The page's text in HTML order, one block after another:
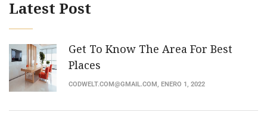
Latest Post
Get To Know The Area For Best
Places
CODWELT.COM@GMAIL.COM, ENERO 1, 2022